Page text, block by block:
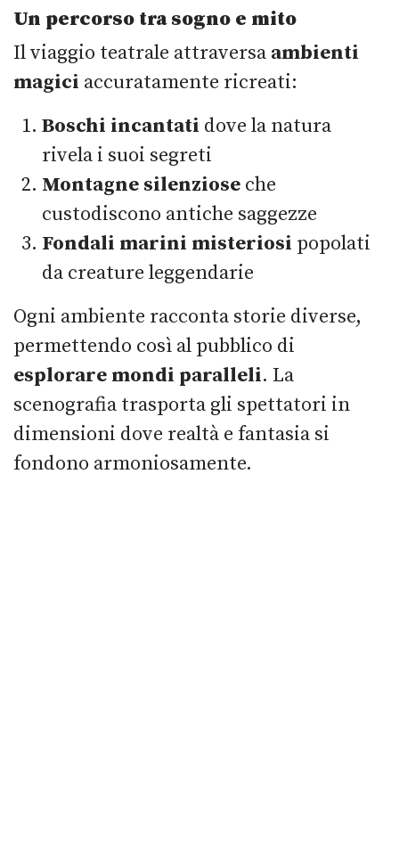
Un percorso tra sogno e mito
Il viaggio teatrale attraversa ambienti
magici accuratamente ricreati:
Boschi incantati dove la natura
rivela i suoi segreti
Montagne silenziose che
custodiscono antiche saggezze
Fondali marini misteriosi popolati
da creature leggendarie
Ogni ambiente racconta storie diverse,
permettendo così al pubblico di
esplorare mondi paralleli. La
scenografia trasporta gli spettatori in
dimensioni dove realtà e fantasia si
fondono armoniosamente.